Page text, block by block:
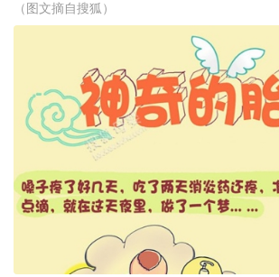
（图文摘自搜狐）